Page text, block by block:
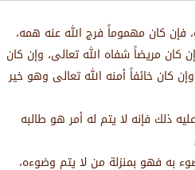
فإن كان مهموماً فرج الله عنه همه،
كان مريضاً شفاه الله تعالى، وإن كان
كان خائفاً أمنه الله تعالى وهو خير
ذلك فإنه لا يتم له أمر هو طالبه
به فهو بمنزلة من لا يتم وضوءه،